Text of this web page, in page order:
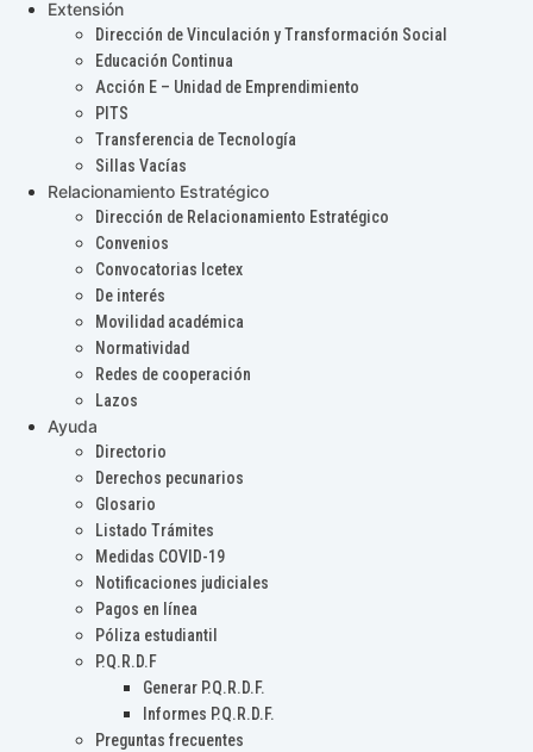
Extensión
Dirección de Vinculación y Transformación Social
Educación Continua
Acción E – Unidad de Emprendimiento
PITS
Transferencia de Tecnología
Sillas Vacías
Relacionamiento Estratégico
Dirección de Relacionamiento Estratégico
Convenios
Convocatorias Icetex
De interés
Movilidad académica
Normatividad
Redes de cooperación
Lazos
Ayuda
Directorio
Derechos pecunarios
Glosario
Listado Trámites
Medidas COVID-19
Notificaciones judiciales
Pagos en línea
Póliza estudiantil
P.Q.R.D.F
Generar P.Q.R.D.F.
Informes P.Q.R.D.F.
Preguntas frecuentes